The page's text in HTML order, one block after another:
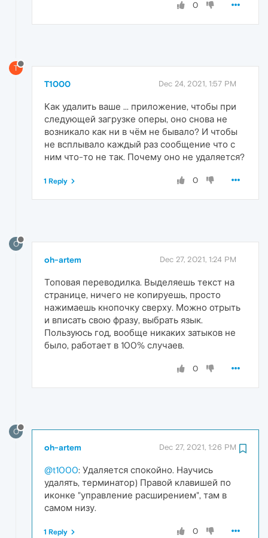
0
T
T1000 Dec 24, 2021, 1:57 PM
Как удалить ваше ... приложение, чтобы при
следующей загрузке оперы, оно снова не
возникало как ни в чём не бывало? И чтобы
не всплывало каждый раз сообщение что с
ним что-то не так. Почему оно не удаляется?
0
1 Reply
O
oh-artem Dec 27, 2021, 1:24 PM
Топовая переводилка. Выделяешь текст на
странице, ничего не копируешь, просто
нажимаешь кнопочку сверху. Можно отрыть
и вписать свою фразу, выбрать язык.
Пользуюсь год, вообще никаких затыков не
было, работает в 100% случаев.
0
O
oh-artem Dec 27, 2021, 1:26 PM
@t1000: Удаляется спокойно. Научись
удалять, терминатор) Правой клавишей по
иконке "управление расширением", там в
самом низу.
0
1 Reply